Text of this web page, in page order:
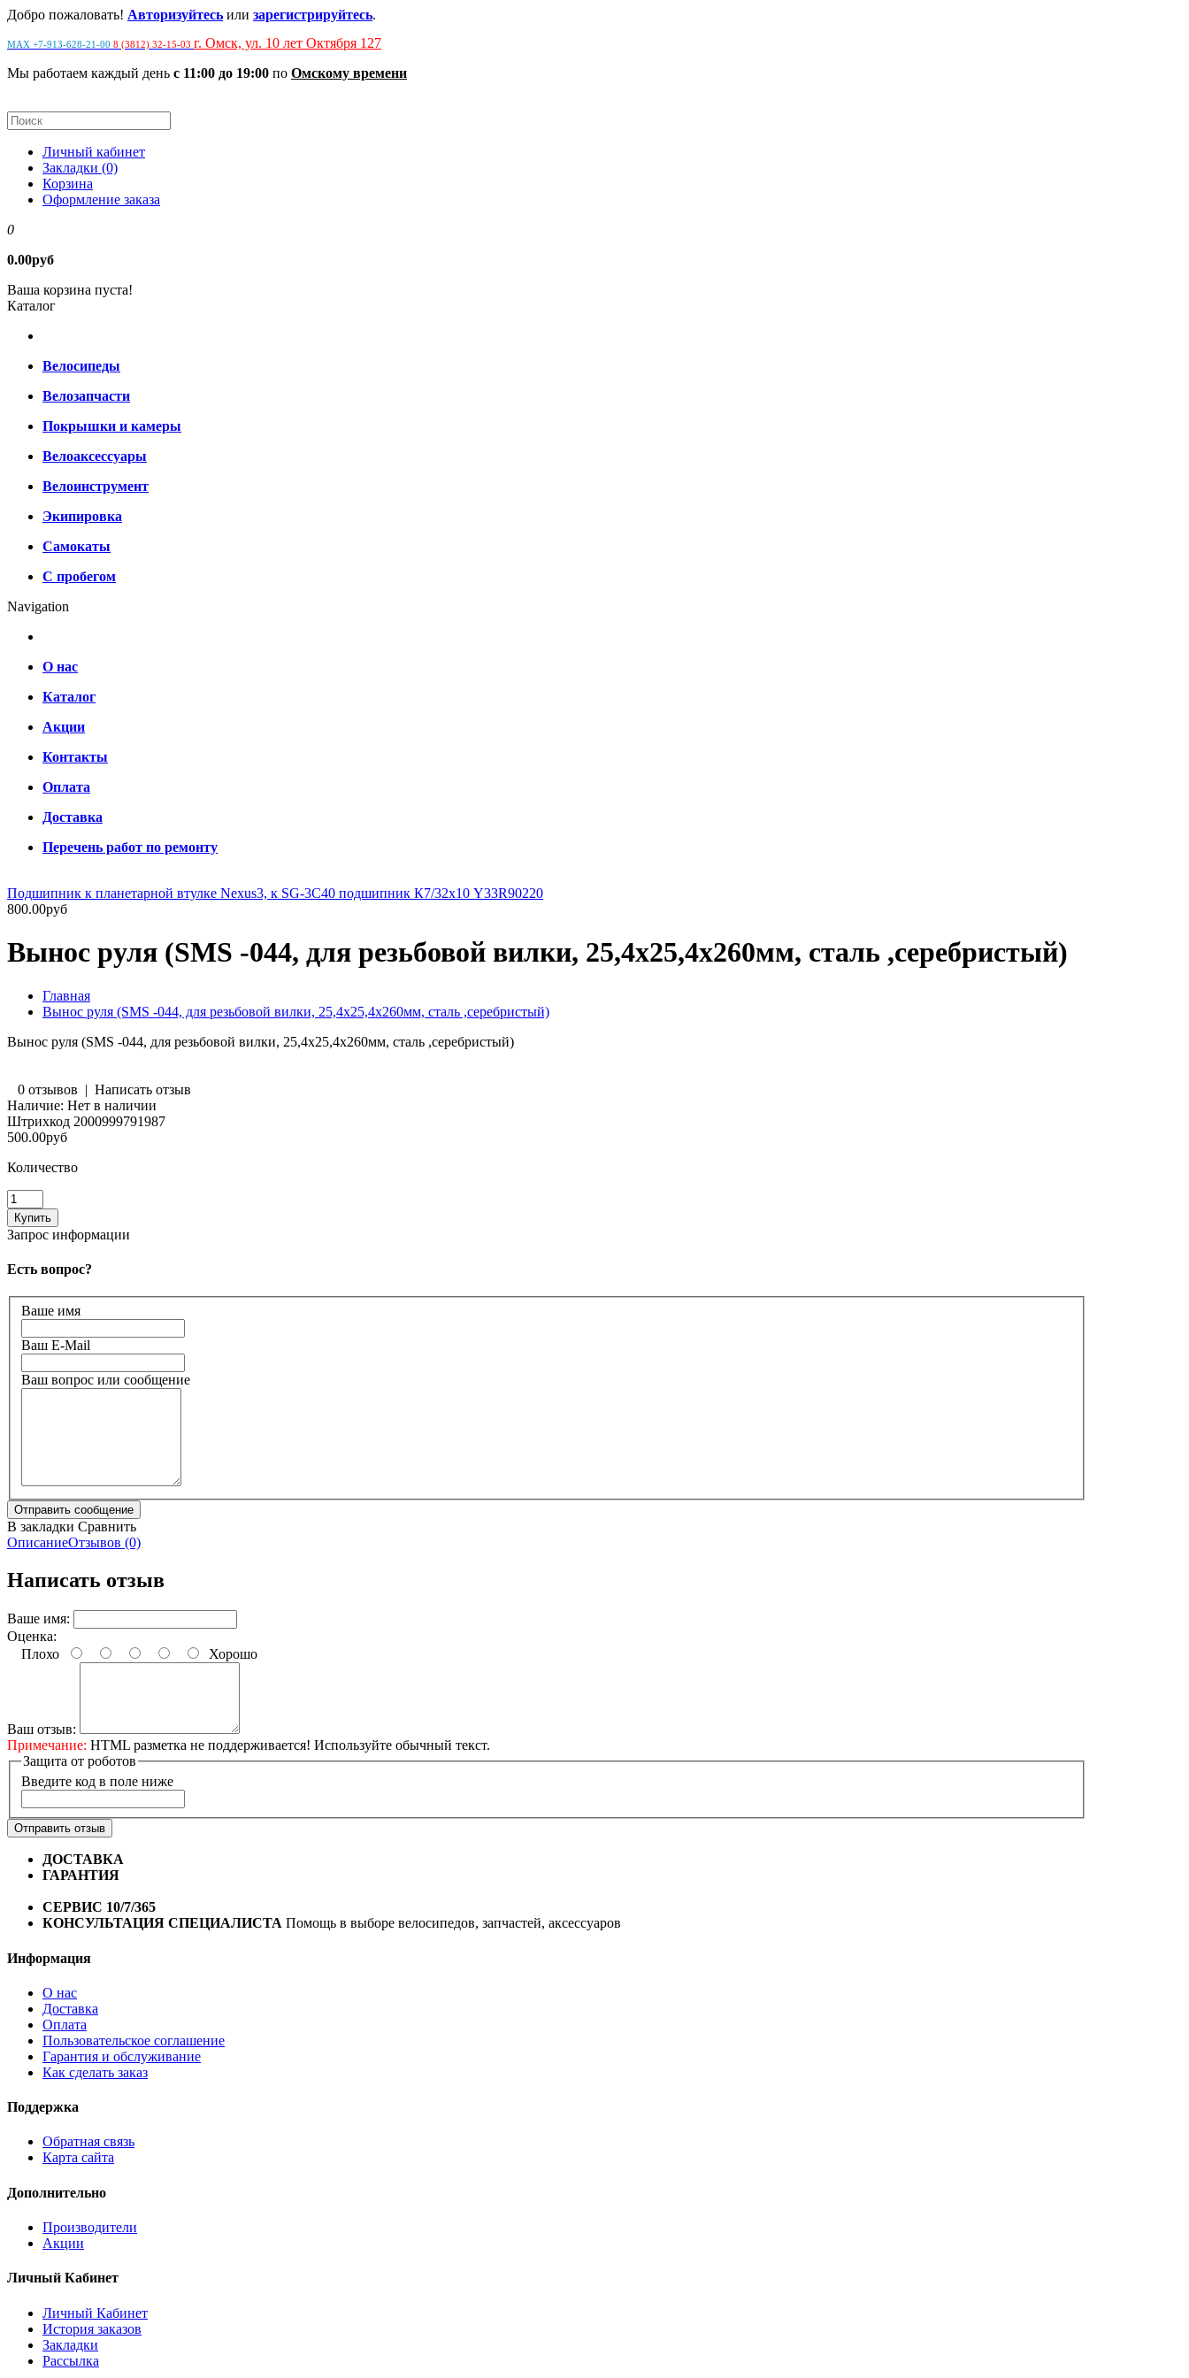
Добро пожаловать! Авторизуйтесь или зарегистрируйтесь.
MAX +7-913-628-21-00 8 (3812) 32-15-03 г. Омск, ул. 10 лет Октября 127
Мы работаем каждый день с 11:00 до 19:00 по Омскому времени
Личный кабинет
Закладки (0)
Корзина
Оформление заказа
0
0.00руб
Ваша корзина пуста!
Каталог
Велосипеды
Велозапчасти
Покрышки и камеры
Велоаксессуары
Велоинструмент
Экипировка
Самокаты
С пробегом
Navigation
О нас
Каталог
Акции
Контакты
Оплата
Доставка
Перечень работ по ремонту
Подшипник к планетарной втулке Nexus3, к SG-3C40 подшипник К7/32х10 Y33R90220
800.00руб
Вынос руля (SMS -044, для резьбовой вилки, 25,4х25,4х260мм, сталь ,серебристый)
Главная
Вынос руля (SMS -044, для резьбовой вилки, 25,4х25,4х260мм, сталь ,серебристый)
Вынос руля (SMS -044, для резьбовой вилки, 25,4х25,4х260мм, сталь ,серебристый)
0 отзывов | Написать отзыв
Наличие: Нет в наличии
Штрихкод 2000999791987
500.00руб
Количество
Запрос информации
Есть вопрос?
Ваше имя
Ваш E-Mail
Ваш вопрос или сообщение
В закладки Сравнить
ОписаниеОтзывов (0)
Написать отзыв
Ваше имя:
Оценка:
Плохо
Хорошо
Ваш отзыв:
Примечание: HTML разметка не поддерживается! Используйте обычный текст.
Защита от роботов
Введите код в поле ниже
Отправить отзыв
ДОСТАВКА
ГАРАНТИЯ
СЕРВИС 10/7/365
КОНСУЛЬТАЦИЯ СПЕЦИАЛИСТА Помощь в выборе велосипедов, запчастей, аксессуаров
Информация
О нас
Доставка
Оплата
Пользовательское соглашение
Гарантия и обслуживание
Как сделать заказ
Поддержка
Обратная связь
Карта сайта
Дополнительно
Производители
Акции
Личный Кабинет
Личный Кабинет
История заказов
Закладки
Рассылка